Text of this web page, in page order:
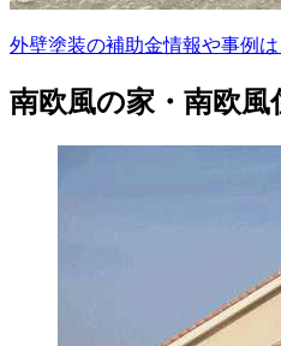
外壁塗装の補助金情報や事例は
南欧風の家・南欧風